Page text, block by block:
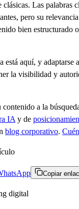
clásicas. Las palabras
pero su
bien estructurado
está aquí, y adaptarse
la visibilidad y
contenido a la
IA y de
blog corporativo.
Copiar
digital